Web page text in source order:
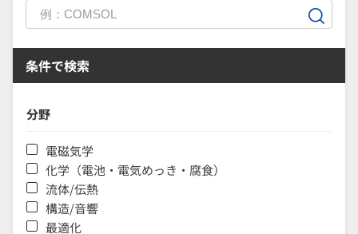
条件で検索
分野
電磁気学
化学（電池・電気めっき・腐食）
流体/伝熱
構造/音響
最適化